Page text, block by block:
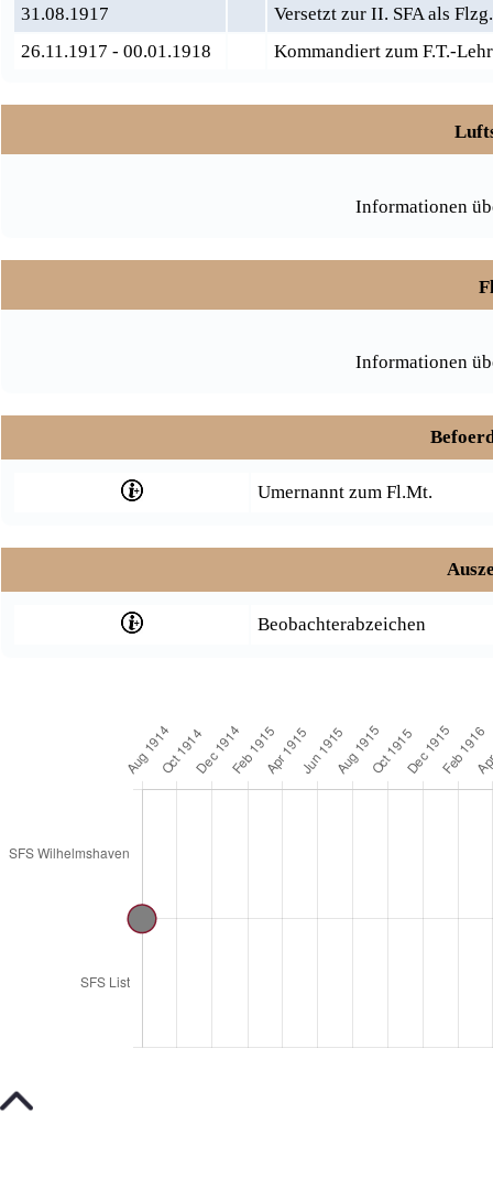
31.08.1917
Versetzt zur II. SFA als
26.11.1917 - 00.01.1918
Kommandiert zum F.T.-
Informationen
Informationen
Umernannt zum Fl.Mt.
Beobachterabzeichen